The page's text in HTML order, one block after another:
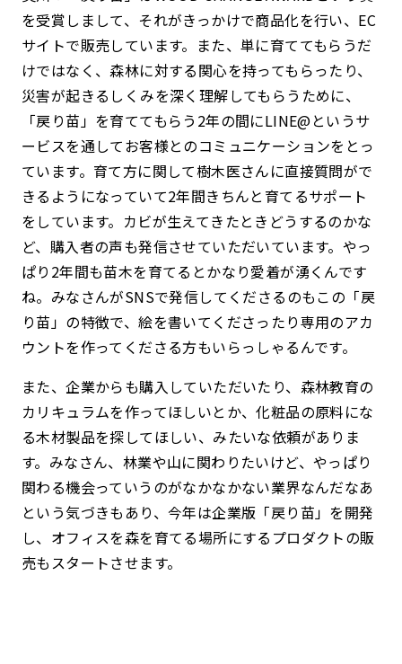
を受賞しまして、それがきっかけで商品化を行い、EC
サイトで販売しています。また、単に育ててもらうだ
けではなく、森林に対する関心を持ってもらったり、
災害が起きるしくみを深く理解してもらうために、
「戻り苗」を育ててもらう2年の間にLINE@というサ
ービスを通してお客様とのコミュニケーションをとっ
ています。育て方に関して樹木医さんに直接質問がで
きるようになっていて2年間きちんと育てるサポート
をしています。カビが生えてきたときどうするのかな
ど、購入者の声も発信させていただいています。やっ
ぱり2年間も苗木を育てるとかなり愛着が湧くんです
ね。みなさんがSNSで発信してくださるのもこの「戻
り苗」の特徴で、絵を書いてくださったり専用のアカ
ウントを作ってくださる方もいらっしゃるんです。
また、企業からも購入していただいたり、森林教育の
カリキュラムを作ってほしいとか、化粧品の原料にな
る木材製品を探してほしい、みたいな依頼がありま
す。みなさん、林業や山に関わりたいけど、やっぱり
関わる機会っていうのがなかなかない業界なんだなあ
という気づきもあり、今年は企業版「戻り苗」を開発
し、オフィスを森を育てる場所にするプロダクトの販
売もスタートさせます。